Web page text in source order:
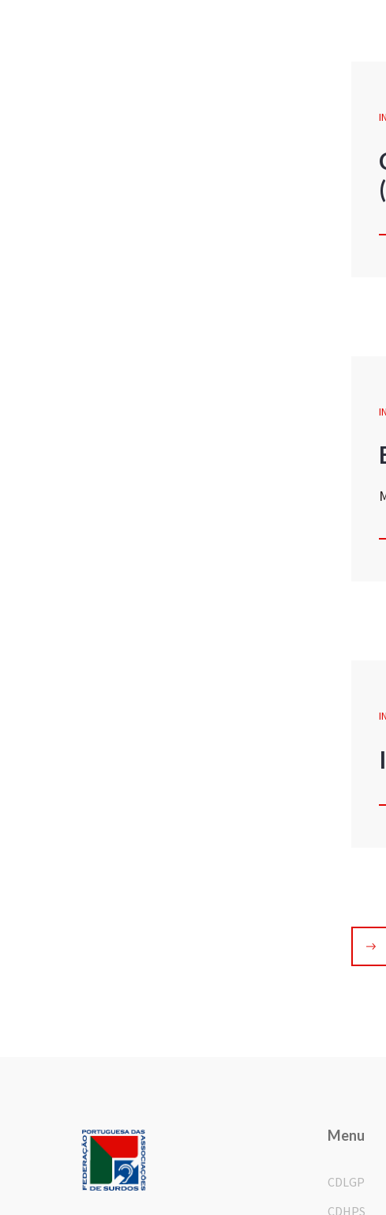
Menu
CDLGP
CDHPS